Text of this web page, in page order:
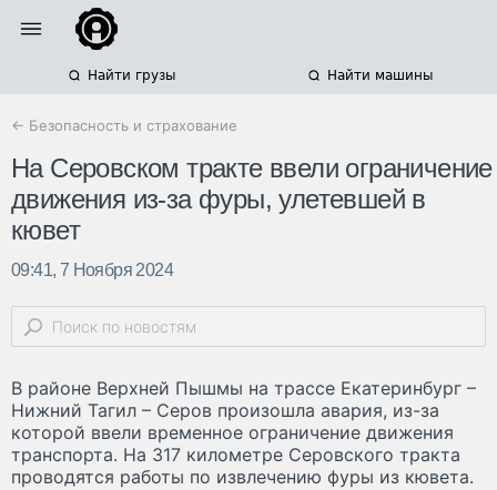
Найти грузы Найти машины
← Безопасность и страхование
На Серовском тракте ввели ограничение
движения из-за фуры, улетевшей в
кювет
09:41, 7 Ноября 2024
В районе Верхней Пышмы на трассе Екатеринбург –
Нижний Тагил – Серов произошла авария, из-за
которой ввели временное ограничение движения
транспорта. На 317 километре Серовского тракта
проводятся работы по извлечению фуры из кювета.